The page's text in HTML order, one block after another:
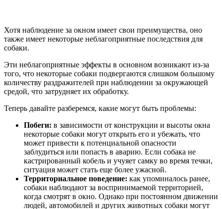
Хотя наблюдение за окном имеет свои преимущества, оно
также имеет некоторые неблагоприятные последствия для
собаки.
Эти неблагоприятные эффекты в основном возникают из-за
того, что некоторые собаки подвергаются слишком большому
количеству раздражителей при наблюдении за окружающей
средой, что затрудняет их обработку.
Теперь давайте разберемся, какие могут быть проблемы:
Побеги: в зависимости от конструкции и высоты окна
некоторые собаки могут открыть его и убежать, что
может привести к потенциальной опасности
заблудиться или попасть в аварию. Если собака не
кастрированный кобель и учуяет самку во время течки,
ситуация может стать еще более ужасной.
Территориальное поведение: как упоминалось ранее,
собаки наблюдают за воспринимаемой территорией,
когда смотрят в окно. Однако при постоянном движении
людей, автомобилей и других животных собаки могут